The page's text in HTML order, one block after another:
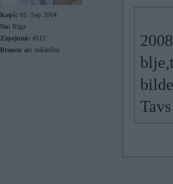
Kopš: 05. Sep 2004
No: Rīga
Ziņojumi: 4512
Braucu ar: nekārtību